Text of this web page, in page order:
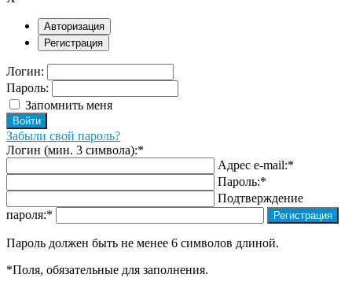
Авторизация
Регистрация
Логин:
Пароль:
Запомнить меня
Забыли свой пароль?
Логин (мин. 3 символа):*
Адрес e-mail:*
Пароль:*
Подтверждение
пароля:*
Пароль должен быть не менее 6 символов длиной.
*Поля, обязательные для заполнения.